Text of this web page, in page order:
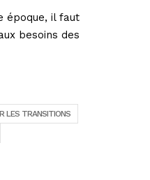
époque, il faut
besoins des
LES TRANSITIONS